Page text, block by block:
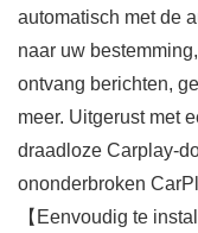
automatisch met de
naar uw
ontvang berichten,
meer. Uitgerust met
draadloze Carplay-
ononderbroken
【Eenvoudig te